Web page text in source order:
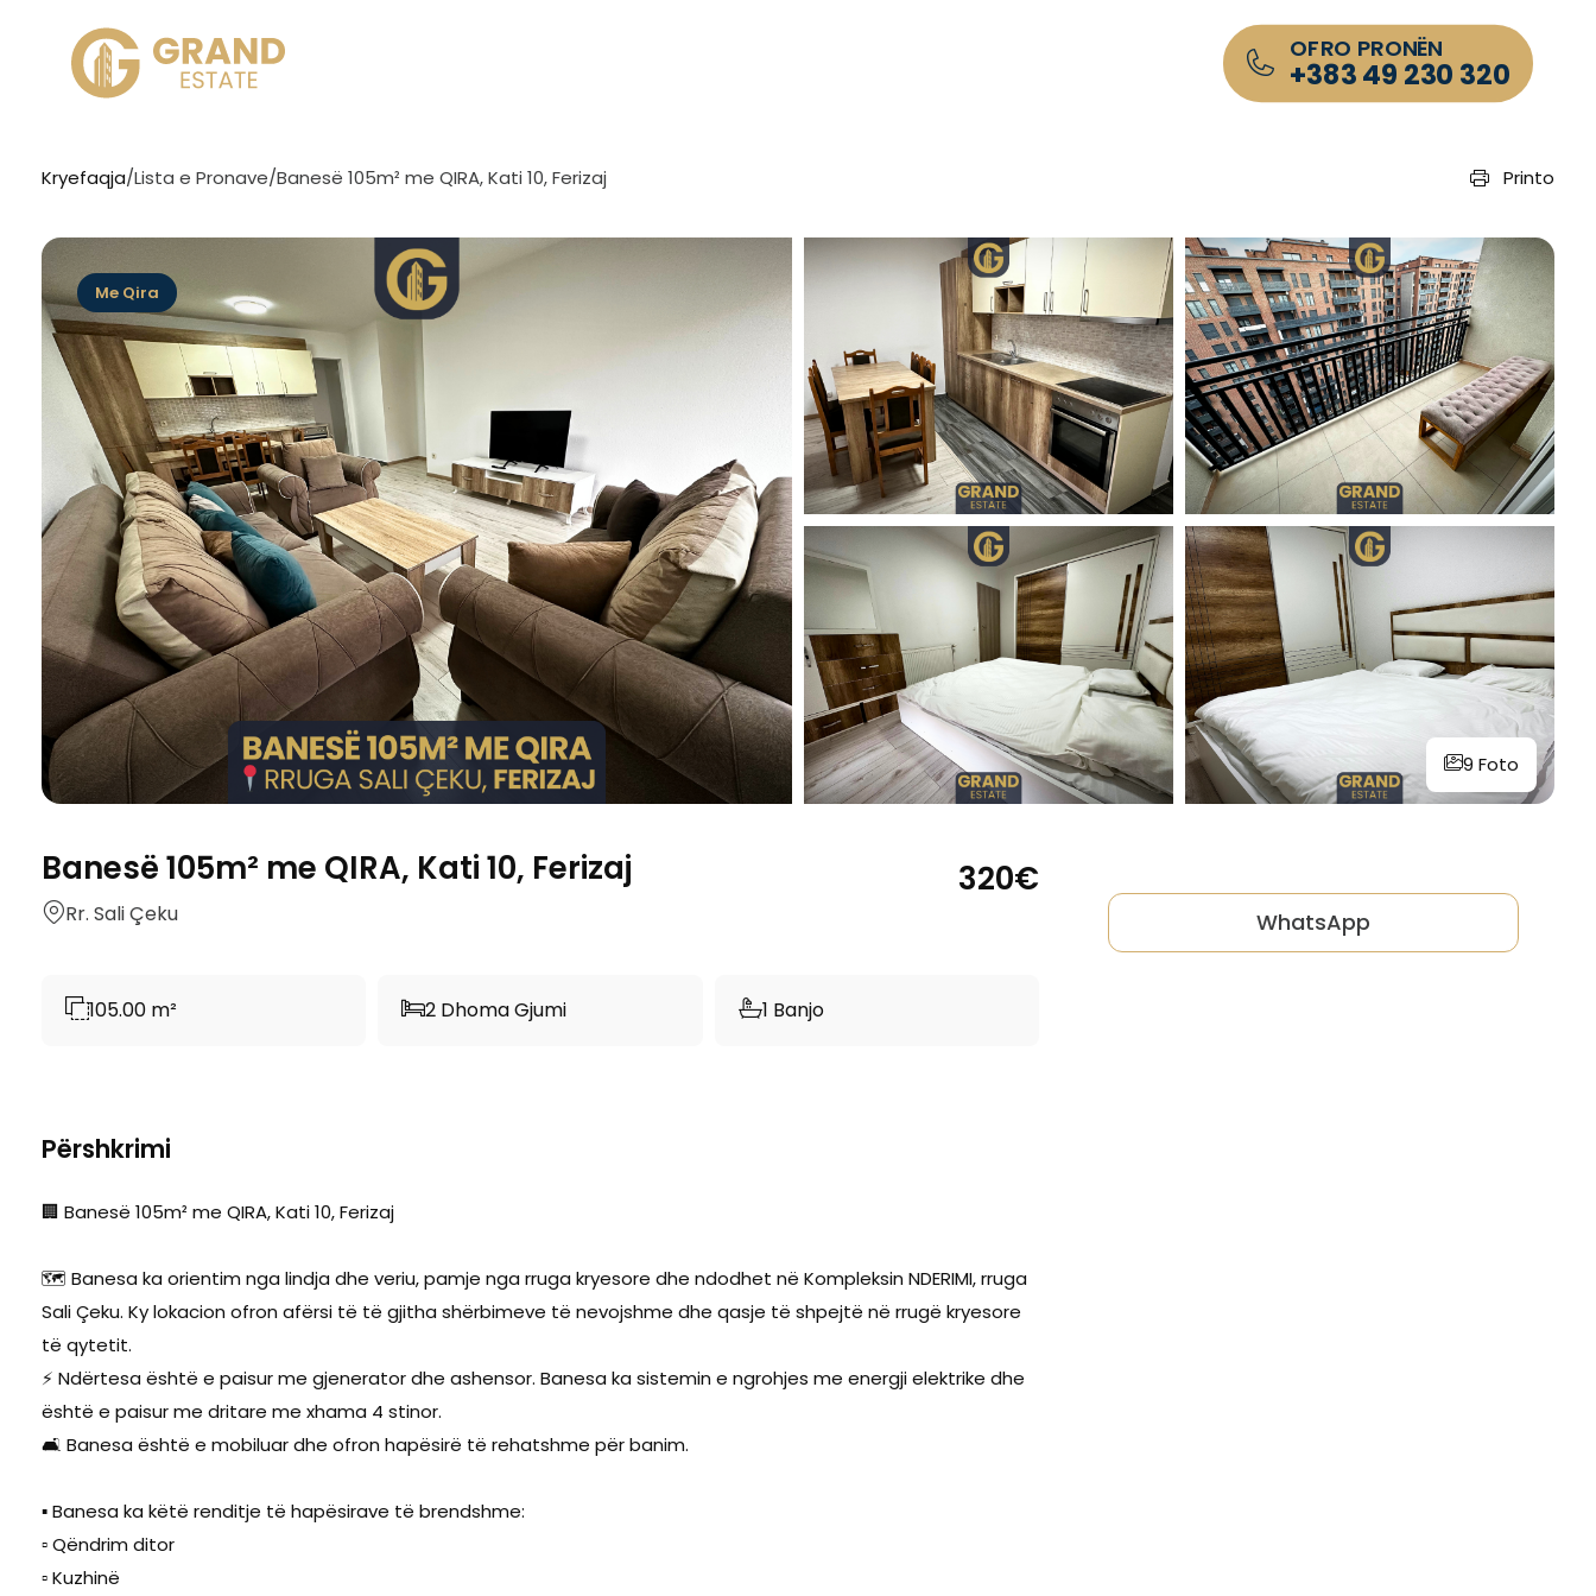
OFRO PRONËN
+383 49 230 320
Kryefaqja/Lista e Pronave/Banesë 105m² me QIRA, Kati 10, Ferizaj Printo
Me Qira
9 Foto
Banesë 105m² me QIRA, Kati 10, Ferizaj
Rr. Sali Çeku
320€
105.00 m² 2 Dhoma Gjumi 1 Banjo
Përshkrimi
🏢 Banesë 105m² me QIRA, Kati 10, Ferizaj
🗺️ Banesa ka orientim nga lindja dhe veriu, pamje nga rruga kryesore dhe ndodhet në Kompleksin NDERIMI, rruga
Sali Çeku. Ky lokacion ofron afërsi të të gjitha shërbimeve të nevojshme dhe qasje të shpejtë në rrugë kryesore
të qytetit.
⚡ Ndërtesa është e paisur me gjenerator dhe ashensor. Banesa ka sistemin e ngrohjes me energji elektrike dhe
është e paisur me dritare me xhama 4 stinor.
🛋️ Banesa është e mobiluar dhe ofron hapësirë të rehatshme për banim.
▪️ Banesa ka këtë renditje të hapësirave të brendshme:
▫️ Qëndrim ditor
▫️ Kuzhinë
WhatsApp